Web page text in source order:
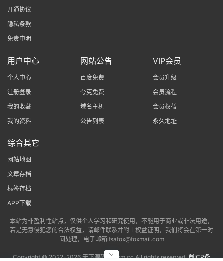
开通协议
隐私条款
免责申明
用户中心
个人中心
注册登录
我的收藏
我的资料
网站公告
百度免费
夸克免费
域名主机
公告列表
VIP会员
会员升级
会员流程
会员权益
永久地址
综合其它
网站地图
文章存档
标签存档
APP下载
本站为非盈利性站点，仅供个人学习和研究使用，不能用于商业或非法用途，
若是无意侵犯您的合法权益，请邮件联系并附上权益证明，我们将会在第一时
间处理，电子邮箱itsafox@foxmail.com
Copyright © 2022-2026 天下源码网txym.cc All rights reserved.蜀ICP备